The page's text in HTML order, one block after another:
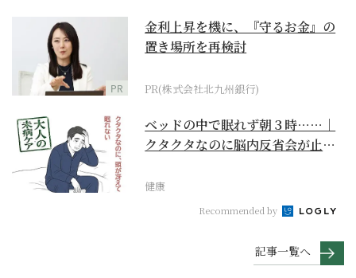
PR
金利上昇を機に、『守るお金』の
置き場所を再検討
PR(株式会社北九州銀行)
ベッドの中で眠れず朝３時……｜
クタクタなのに脳内反省会が止ま
健康
Recommended by
記事一覧へ